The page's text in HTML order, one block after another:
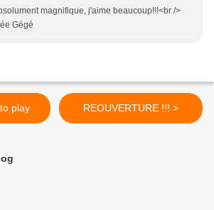
magnifique, j'aime beaucoup!!!<br />
Gégé
to play REOUVERTURE !!! >